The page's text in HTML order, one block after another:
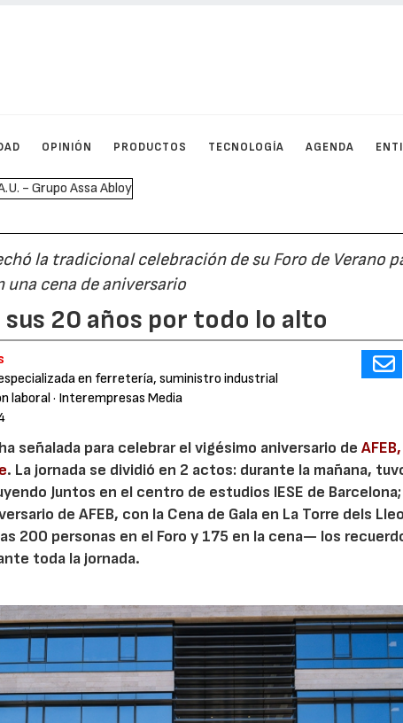
OPINIÓN PRODUCTOS TECNOLOGÍA AGENDA
la tradicional celebración de su Foro de Verano
una cena de aniversario
sus 20 años por todo lo alto
en ferretería, suministro industrial
laboral· Interempresas Media
señalada para celebrar el vigésimo aniversario de
. La jornada se dividió en 2 actos: durante la mañana,
Juntos en el centro de estudios IESE de
de AFEB, con la Cena de Gala en La Torre dels
200 personas en el Foro y 175 en la cena— los
toda la jornada.